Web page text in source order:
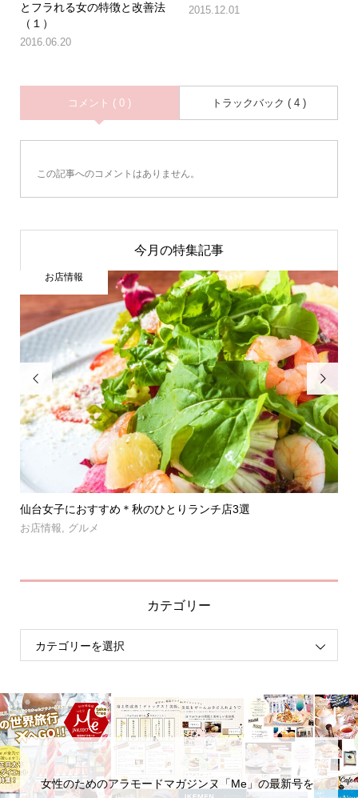
とフラれる女の特徴と改善法
（１）
2016.06.20
2015.12.01
コメント ( 0 ) トラックバック ( 4 )
この記事へのコメントはありません。
今月の特集記事

仙台女子におすすめ＊秋のひとりランチ店3選
お店情報 グルメ
お店情報

カテゴリー
女性のためのアラモードマガジンヌ「Me」の最新号を